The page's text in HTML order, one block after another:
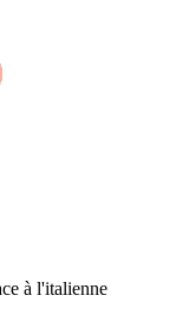
à l'italienne